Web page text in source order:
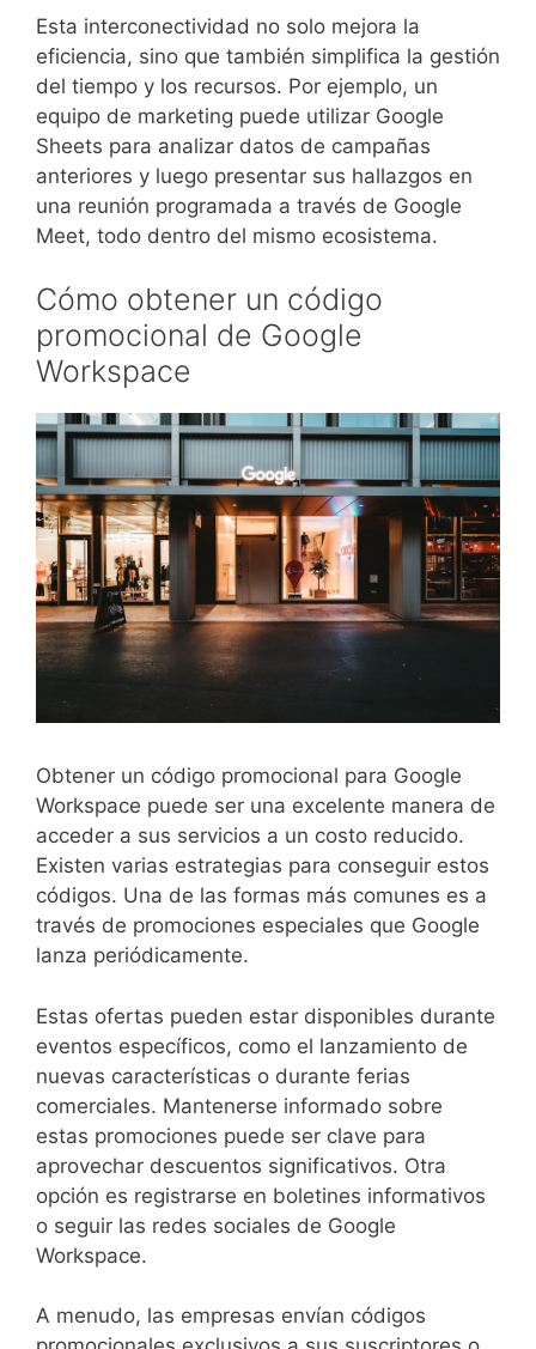
Esta interconectividad no solo mejora la
eficiencia, sino que también simplifica la gestión
del tiempo y los recursos. Por ejemplo, un
equipo de marketing puede utilizar Google
Sheets para analizar datos de campañas
anteriores y luego presentar sus hallazgos en
una reunión programada a través de Google
Meet, todo dentro del mismo ecosistema.
Cómo obtener un código
promocional de Google
Workspace
Obtener un código promocional para Google
Workspace puede ser una excelente manera de
acceder a sus servicios a un costo reducido.
Existen varias estrategias para conseguir estos
códigos. Una de las formas más comunes es a
través de promociones especiales que Google
lanza periódicamente.
Estas ofertas pueden estar disponibles durante
eventos específicos, como el lanzamiento de
nuevas características o durante ferias
comerciales. Mantenerse informado sobre
estas promociones puede ser clave para
aprovechar descuentos significativos. Otra
opción es registrarse en boletines informativos
o seguir las redes sociales de Google
Workspace.
A menudo, las empresas envían códigos